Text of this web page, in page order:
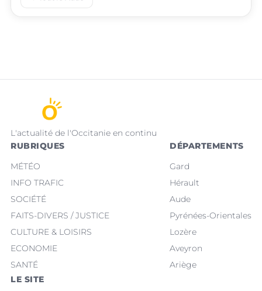
L'actualité de l'Occitanie en continu
RUBRIQUES
MÉTÉO
INFO TRAFIC
SOCIÉTÉ
FAITS-DIVERS / JUSTICE
CULTURE & LOISIRS
ECONOMIE
SANTÉ
DÉPARTEMENTS
Gard
Hérault
Aude
Pyrénées-Orientales
Lozère
Aveyron
Ariège
LE SITE